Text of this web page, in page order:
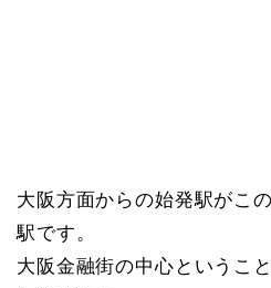
大阪方面からの始発駅がこの
駅です。
大阪金融街の中心というこ